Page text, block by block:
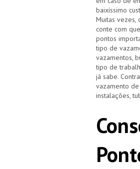
baixíssimo
Muitas vezes,
conte com
pontos
tipo de
vazamentos,
tipo de
já sabe.
vazamento
instalações,